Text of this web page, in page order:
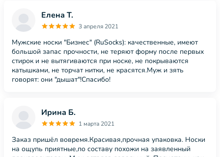
Елена Т.
3 апреля 2021
Мужские носки "Бизнес" (RuSocks): качественные, имеют
большой запас прочности, не теряют форму после первых
стирок и не вытягиваются при носке, не покрываются
катышками, не торчат нитки, не красятся.Муж и зять
говорят: они "дышат"!Спасибо!
Ирина Б.
1 марта 2021
Заказ пришёл вовремя.Красивая,прочная упаковка. Носки
на ощупь приятные,по составу похожи на заявленный